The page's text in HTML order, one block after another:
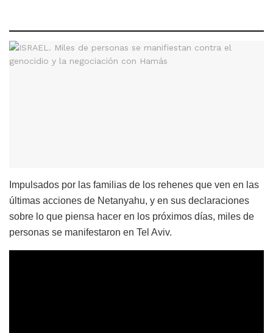
Impulsados por las familias de los rehenes que ven en las
últimas acciones de Netanyahu, y en sus declaraciones
sobre lo que piensa hacer en los próximos días, miles de
personas se manifestaron en Tel Aviv.